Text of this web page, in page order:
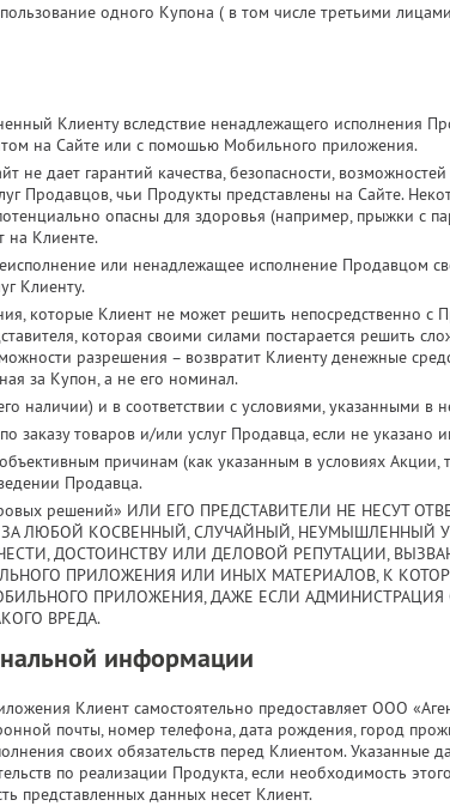
одного Купона ( в том числе третьими
Клиенту вследствие ненадлежащего исполнения
на Сайте или с помошью Мобильного приложения.
не дает гарантий качества, безопасности,
Продавцов, чьи Продукты представлены на Сайте.
опасны для здоровья (например, прыжки с
на Клиенте.
или ненадлежащее исполнение Продавцом
Клиенту.
которые Клиент не может решить непосредственно с
которая своими силами постарается решить
разрешения – возвратит Клиенту денежные
за Купон, а не его номинал.
наличии) и в соответствии с условиями, указанными в
товаров и/или услуг Продавца, если не указано
причинам (как указанным в условиях Акции,
Продавца.
решений» ИЛИ ЕГО ПРЕДСТАВИТЕЛИ НЕ НЕСУТ
ЛЮБОЙ КОСВЕННЫЙ, СЛУЧАЙНЫЙ, НЕУМЫШЛЕННЫЙ
ДОСТОИНСТВУ ИЛИ ДЕЛОВОЙ РЕПУТАЦИИ,
ПРИЛОЖЕНИЯ ИЛИ ИНЫХ МАТЕРИАЛОВ, К
ПРИЛОЖЕНИЯ, ДАЖЕ ЕСЛИ АДМИНИСТРАЦИЯ
ВРЕДА.
информации
Клиент самостоятельно предоставляет ООО
почты, номер телефона, дата рождения, город
своих обязательств перед Клиентом. Указанные
по реализации Продукта, если необходимость
представленных данных несет Клиент.